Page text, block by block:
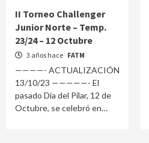
II Torneo Challenger
Junior Norte – Temp.
23/24 – 12 Octubre
3 años hace FATM
————- ACTUALIZACIÓN
13/10/23 —————- El
pasado Dia del Pilar, 12 de
Octubre, se celebró en